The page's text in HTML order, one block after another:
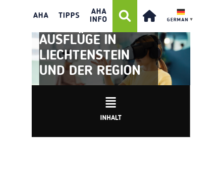
AHA TIPPS
AHA
INFO
GERMAN ▼
AUSFLÜGE IN
LIECHTENSTEIN
UND DER REGION
INHALT